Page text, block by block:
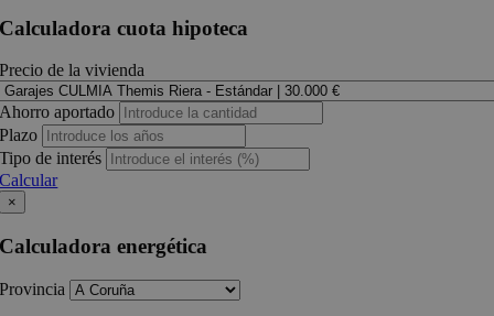
Calculadora cuota hipoteca
Precio de la vivienda
Ahorro aportado
Plazo
Tipo de interés
Calcular
×
Calculadora energética
Provincia